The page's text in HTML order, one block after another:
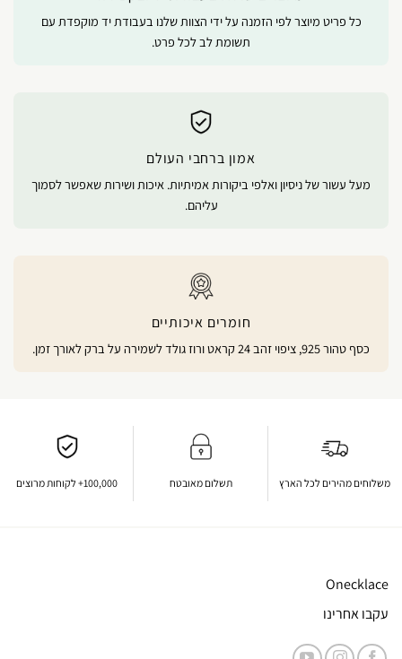
כל פריט מיוצר לפי הזמנה על ידי הצוות שלנו בעבודת יד מוקפדת עם
תשומת לב לכל פרט.
אמון ברחבי העולם
מעל עשור של ניסיון ואלפי ביקורות אמיתיות. איכות ושירות שאפשר לסמוך
עליהם.
חומרים איכותיים
כסף טהור 925, ציפוי זהב 24 קראט ורוז גולד לשמירה על ברק לאורך זמן.
משלוחים מהירים לכל הארץ תשלום מאובטח 100,000+ לקוחות מרוצים
Onecklace
עקבו אחרינו